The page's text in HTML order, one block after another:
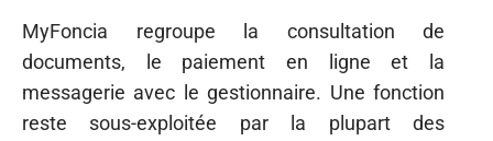
MyFoncia regroupe la consultation de
documents, le paiement en ligne et la
messagerie avec le gestionnaire. Une fonction
reste sous-exploitée par la plupart des